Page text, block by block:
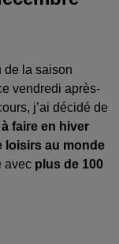
de la saison
vendredi après-
j’ai décidé de
faire en hiver
loisirs au monde
avec plus de 100